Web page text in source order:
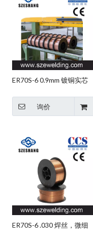
ER70S-6 0.9mm 镀铜实芯
询价
ER70S-6 .030 焊丝，微细